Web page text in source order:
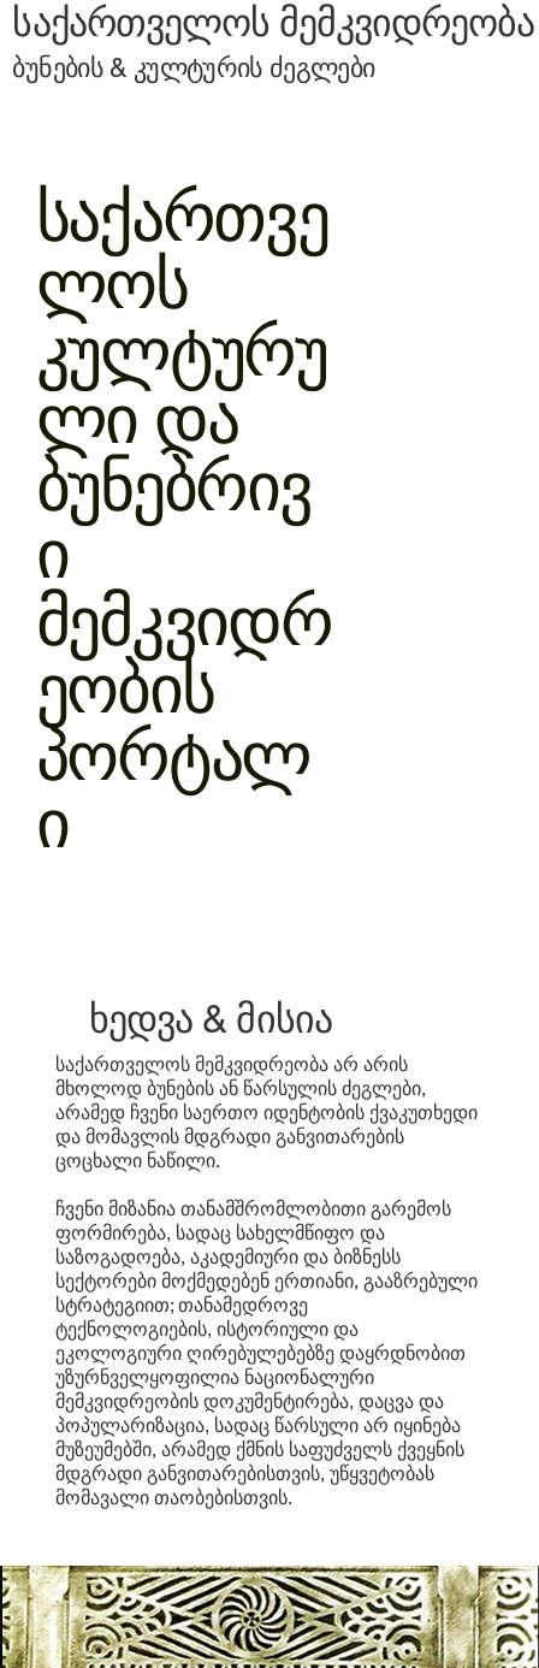
საქართველოს მემკვიდრეობა
ბუნების & კულტურის ძეგლები
საქართვე
ლოს
კულტურუ
ლი და
ბუნებრივ
ი
მემკვიდრ
ეობის
პორტალ
ი
ხედვა & მისია
საქართველოს მემკვიდრეობა არ არის
მხოლოდ ბუნების ან წარსულის ძეგლები,
არამედ ჩვენი საერთო იდენტობის ქვაკუთხედი
და მომავლის მდგრადი განვითარების
ცოცხალი ნაწილი.
ჩვენი მიზანია თანამშრომლობითი გარემოს
ფორმირება, სადაც სახელმწიფო და
საზოგადოება, აკადემიური და ბიზნესს
სექტორები მოქმედებენ ერთიანი, გააზრებული
სტრატეგიით; თანამედროვე
ტექნოლოგიების, ისტორიული და
ეკოლოგიური ღირებულებებზე დაყრდნობით
უზურნველყოფილია ნაციონალური
მემკვიდრეობის დოკუმენტირება, დაცვა და
პოპულარიზაცია, სადაც წარსული არ იყინება
მუზეუმებში, არამედ ქმნის საფუძველს ქვეყნის
მდგრადი განვითარებისთვის, უწყვეტობას
მომავალი თაობებისთვის.